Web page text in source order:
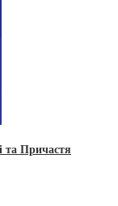
та Причастя